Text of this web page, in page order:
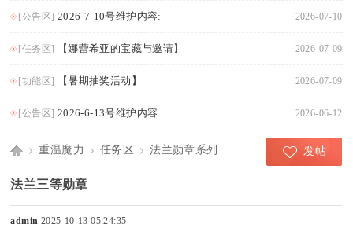
[公告区] 2026-7-10号维护内容: 2026-07-10
[任务区] 【娜蕾希亚的宝藏与邀请】 2026-07-09
[功能区] 【暑期抽奖活动】 2026-07-09
[公告区] 2026-6-13号维护内容: 2026-06-12
Di ›
重温魔力
›
任务区 法兰勋章系列 发帖
法兰三等勋章
admin 2025-10-13 05:24:35